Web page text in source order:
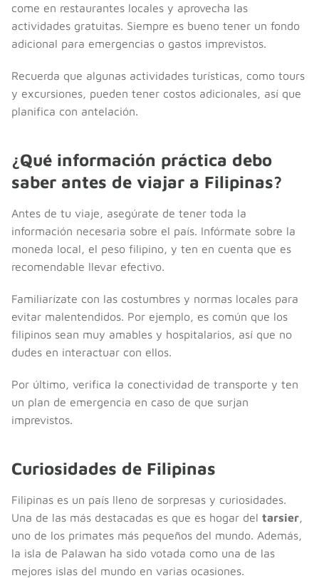
come en restaurantes locales y aprovecha las
actividades gratuitas. Siempre es bueno tener un fondo
adicional para emergencias o gastos imprevistos.
Recuerda que algunas actividades turísticas, como tours
y excursiones, pueden tener costos adicionales, así que
planifica con antelación.
¿Qué información práctica debo
saber antes de viajar a Filipinas?
Antes de tu viaje, asegúrate de tener toda la
información necesaria sobre el país. Infórmate sobre la
moneda local, el peso filipino, y ten en cuenta que es
recomendable llevar efectivo.
Familiarízate con las costumbres y normas locales para
evitar malentendidos. Por ejemplo, es común que los
filipinos sean muy amables y hospitalarios, así que no
dudes en interactuar con ellos.
Por último, verifica la conectividad de transporte y ten
un plan de emergencia en caso de que surjan
imprevistos.
Curiosidades de Filipinas
Filipinas es un país lleno de sorpresas y curiosidades.
Una de las más destacadas es que es hogar del tarsier,
uno de los primates más pequeños del mundo. Además,
la isla de Palawan ha sido votada como una de las
mejores islas del mundo en varias ocasiones.